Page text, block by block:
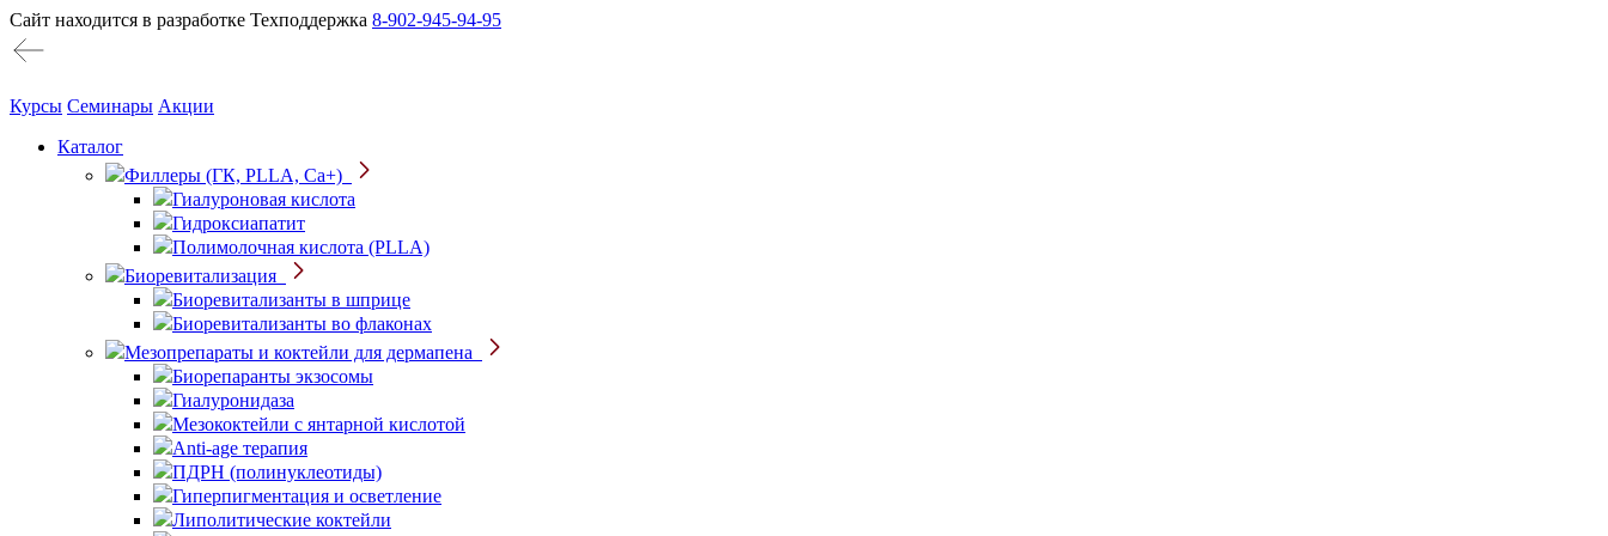
Сайт находится в разработке Техподдержка 8-902-945-94-95
Курсы Семинары Акции
Каталог
Филлеры (ГК, PLLA, Ca+)
Гиалуроновая кислота
Гидроксиапатит
Полимолочная кислота (PLLA)
Биоревитализация
Биоревитализанты в шприце
Биоревитализанты во флаконах
Мезопрепараты и коктейли для дермапена
Биорепаранты экзосомы
Гиалуронидаза
Мезококтейли с янтарной кислотой
Anti-age терапия
ПДРН (полинуклеотиды)
Гиперпигментация и осветление
Липолитические коктейли